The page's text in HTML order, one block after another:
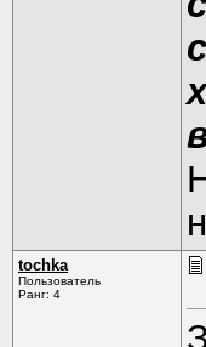
tochka
Пользователь
Ранг: 4